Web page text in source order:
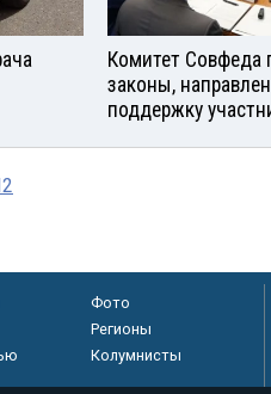
Комитет Совфеда
законы,
поддержку
Фото
Регионы
Колумнисты